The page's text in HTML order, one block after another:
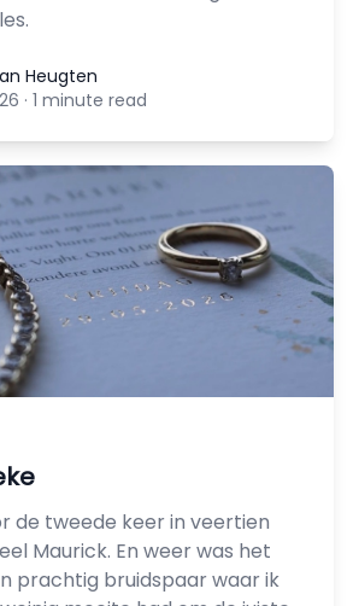
Heugten
· 1 minute read
de tweede keer in veertien
Maurick. En weer was het
prachtig bruidspaar waar ik